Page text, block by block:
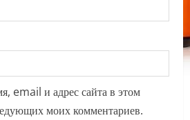
email и адрес сайта в этом
моих комментариев.